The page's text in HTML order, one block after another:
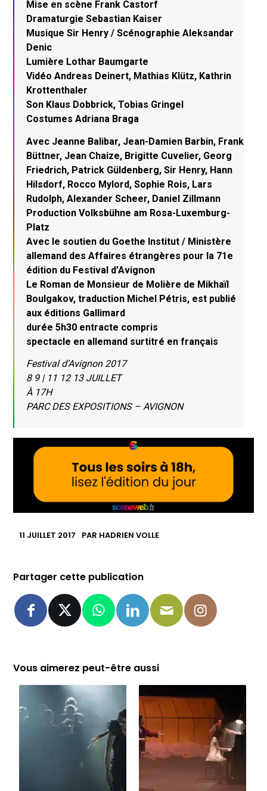
Mise en scène Frank Castorf
Dramaturgie Sebastian Kaiser
Musique Sir Henry / Scénographie Aleksandar
Denic
Lumière Lothar Baumgarte
Vidéo Andreas Deinert, Mathias Klütz, Kathrin
Krottenthaler
Son Klaus Dobbrick, Tobias Gringel
Costumes Adriana Braga
Avec Jeanne Balibar, Jean-Damien Barbin, Frank
Büttner, Jean Chaize, Brigitte Cuvelier, Georg
Friedrich, Patrick Güldenberg, Sir Henry, Hann
Hilsdorf, Rocco Mylord, Sophie Rois, Lars
Rudolph, Alexander Scheer, Daniel Zillmann
Production Volksbühne am Rosa-Luxemburg-
Platz
Avec le soutien du Goethe Institut / Ministère
allemand des Affaires étrangères pour la 71e
édition du Festival d’Avignon
Le Roman de Monsieur de Molière de Mikhaïl
Boulgakov, traduction Michel Pétris, est publié
aux éditions Gallimard
durée 5h30 entracte compris
spectacle en allemand surtitré en français
Festival d’Avignon 2017
8 9 | 11 12 13 JUILLET
À 17H
PARC DES EXPOSITIONS – AVIGNON
11 JUILLET 2017 PAR HADRIEN VOLLE
Partager cette publication
Vous aimerez peut-être aussi